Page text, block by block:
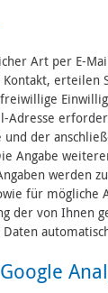
Art per E-
erteilen
Adresse
der
Angabe
werden
für mögliche
der von Ihnen